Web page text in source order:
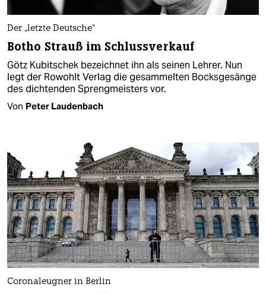
Der „letzte Deutsche“
Botho Strauß im Schlussverkauf
Götz Kubitschek bezeichnet ihn als seinen Lehrer. Nun
legt der Rowohlt Verlag die gesammelten Bocksgesänge
des dichtenden Sprengmeisters vor.
Von Peter Laudenbach
Coronaleugner in Berlin